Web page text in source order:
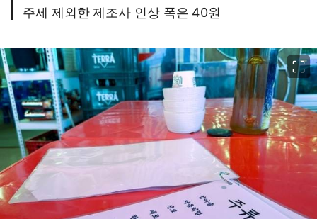
주세 제외한 제조사 인상 폭은 40원